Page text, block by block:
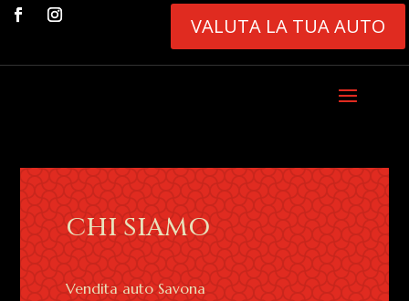
VALUTA LA TUA AUTO
CHI SIAMO
Vendita auto Savona